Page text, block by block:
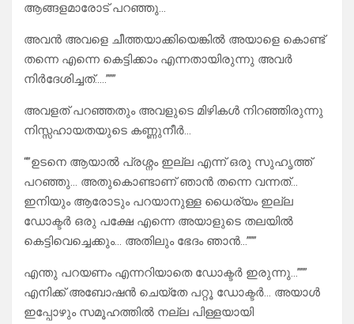
ആങ്ങളമാരോട് പറഞ്ഞു…
അവൻ അവളെ ചീത്തയാക്കിയെങ്കിൽ അയാളെ കൊണ്ട്
തന്നെ എന്നെ കെട്ടിക്കാം എന്നതായിരുന്നു അവർ
നിർദേശിച്ചത്…..”””
അവളത് പറഞ്ഞതും അവളുടെ മിഴികൾ നിറഞ്ഞിരുന്നു
നിസ്സഹായതയുടെ കണ്ണുനീർ…
“”ഉടനെ ആയാൽ പ്രശ്നം ഇല്ല എന്ന് ഒരു സുഹൃത്ത്
പറഞ്ഞു… അതുകൊണ്ടാണ് ഞാൻ തന്നെ വന്നത്…
ഇനിയും ആരോടും പറയാനുള്ള ധൈര്യം ഇല്ല
ഡോക്ടർ ഒരു പക്ഷേ എന്നെ അയാളുടെ തലയിൽ
കെട്ടിവെച്ചെക്കും… അതിലും ഭേദം ഞാൻ…”””
എന്തു പറയണം എന്നറിയാതെ ഡോക്ടർ ഇരുന്നു…”””
എനിക്ക് അബോഷൻ ചെയ്തേ പറ്റൂ ഡോക്ടർ… അയാൾ
ഇപ്പോഴും സമൂഹത്തിൽ നല്ല പിള്ളയായി